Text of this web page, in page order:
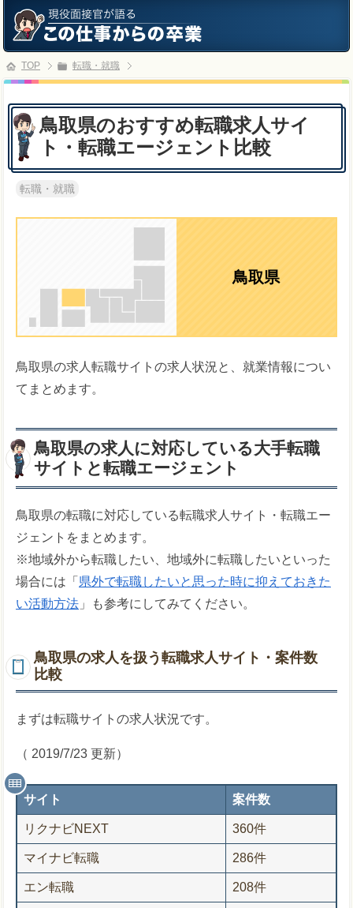
TOP 転職・就職
鳥取県のおすすめ転職求人サイ
ト・転職エージェント比較
転職・就職
鳥取県
鳥取県の求人転職サイトの求人状況と、就業情報につい
てまとめます。
鳥取県の求人に対応している大手転職
サイトと転職エージェント
鳥取県の転職に対応している転職求人サイト・転職エー
ジェントをまとめます。
※地域外から転職したい、地域外に転職したいといった
場合には「 県外で転職したいと思った時に抑えておきた
い活動方法 」も参考にしてみてください。
鳥取県の求人を扱う転職求人サイト・案件数
比較
まずは転職サイトの求人状況です。
（ 2019/7/23 更新）
サイト 案件数
リクナビNEXT 360件
マイナビ転職 286件
エン転職 208件